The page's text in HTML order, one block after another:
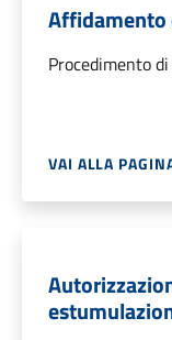
Affidamento
Procedimento
VAI ALLA